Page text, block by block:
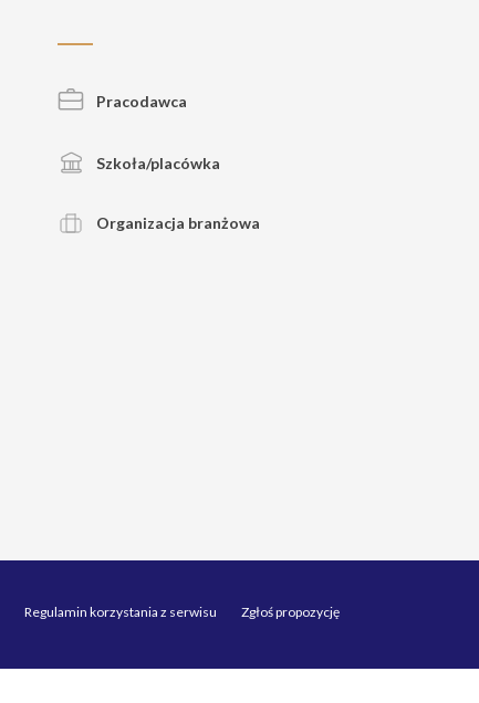
Pracodawca
Szkoła/placówka
Organizacja branżowa
Regulamin korzystania z serwisu Zgłoś propozycję